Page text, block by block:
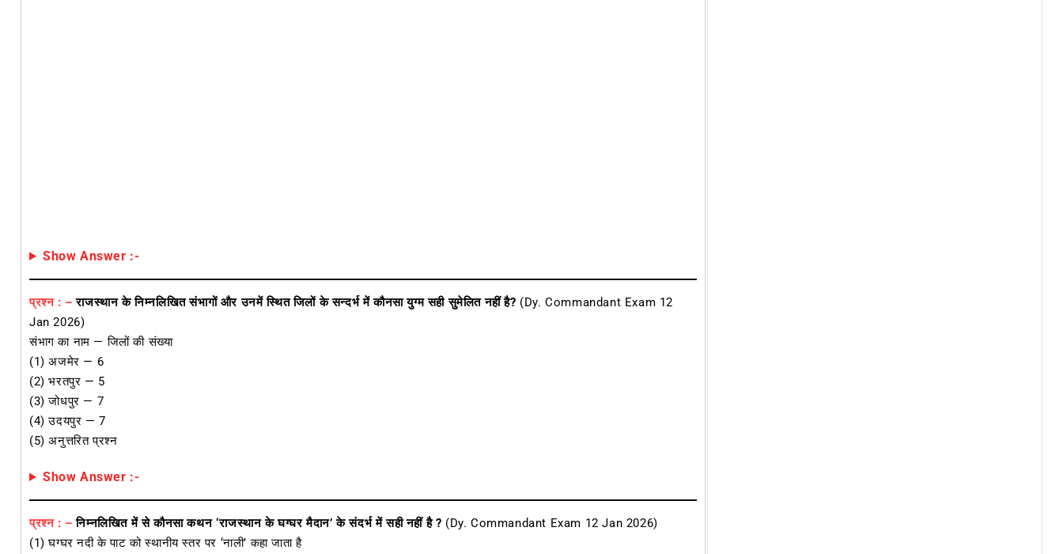
Show Answer :-
प्रश्न : – राजस्थान के निम्नलिखित संभागों और उनमें स्थित जिलों के सन्दर्भ में कौनसा युग्म सही सुमेलित नहीं है? (Dy. Commandant Exam 12
Jan 2026)
संभाग का नाम — जिलों की संख्या
(1) अजमेर — 6
(2) भरतपुर — 5
(3) जोधपुर — 7
(4) उदयपुर — 7
(5) अनुत्तरित प्रश्न
Show Answer :-
प्रश्न : – निम्नलिखित में से कौनसा कथन ‘राजस्थान के घग्घर मैदान’ के संदर्भ में सही नहीं है ? (Dy. Commandant Exam 12 Jan 2026)
(1) घग्घर नदी के पाट को स्थानीय स्तर पर ‘नाली’ कहा जाता है